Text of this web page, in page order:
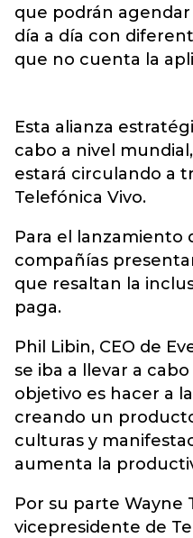
que podrán
día a día con
que no cuenta la
Esta alianza
cabo a nivel
estará circulando a
Telefónica Vivo.
Para el lanzamiento
compañías
que resaltan la
paga.
Phil Libin, CEO de
se iba a llevar a
objetivo es hacer a
creando un
culturas y
aumenta la
Por su parte Wayne
vicepresidente de